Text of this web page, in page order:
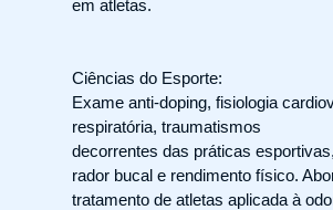
em atletas.
Ciências do Esporte:
Exame anti-doping, fisiologia
respiratória, traumatismos
decorrentes das práticas
rador bucal e rendimento físico.
tratamento de atletas aplicada à